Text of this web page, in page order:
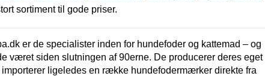
sortiment til gode priser.
er de specialister inden for hundefoder og kattemad – og
været siden slutningen af 90erne. De producerer deres eget
importerer ligeledes en række hundefodermærker direkte fra